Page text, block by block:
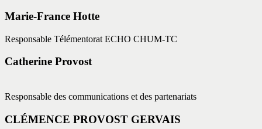
Marie-France Hotte
Responsable Télémentorat ECHO CHUM-TC
Catherine Provost
Responsable des communications et des partenariats
CLÉMENCE PROVOST GERVAIS